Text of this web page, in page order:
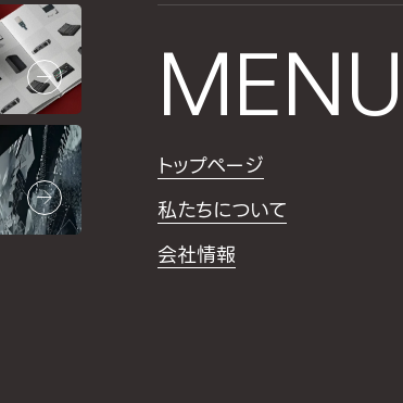
MENU
トップページ
私たちについて
会社情報